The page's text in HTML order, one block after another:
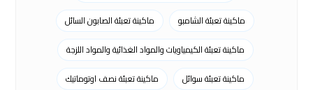
ماكينة تعبئة الشامبو
ماكينة تعبئة الصابون السائل
ماكينة تعبئة الكيمياويات والمواد الغذائية والمواد اللزجة
ماكينة تعبئة سوائل
ماكينة تعبئة نصف اوتوماتيك